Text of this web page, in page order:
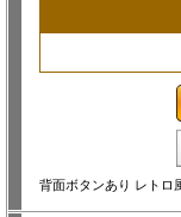
背面ボタンあり レトロ